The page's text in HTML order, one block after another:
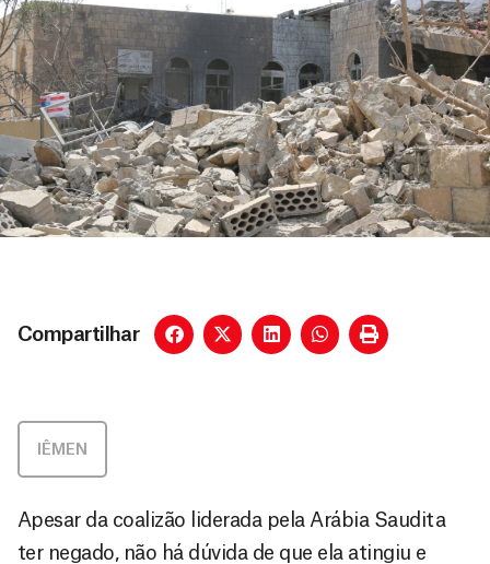
Compartilhar
IÊMEN
Apesar da coalizão liderada pela Arábia Saudita
ter negado, não há dúvida de que ela atingiu e